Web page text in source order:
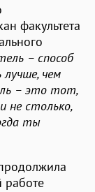
факультета
– способ
чем
– это тот,
не столько,
ты
работе